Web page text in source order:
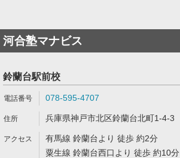
河合塾マナビス
鈴蘭台駅前校
078-595-4707
兵庫県神戸市北区鈴蘭台北町1-4-3
有馬線 鈴蘭台より 徒歩 約2分
粟生線 鈴蘭台西口より 徒歩 約10分